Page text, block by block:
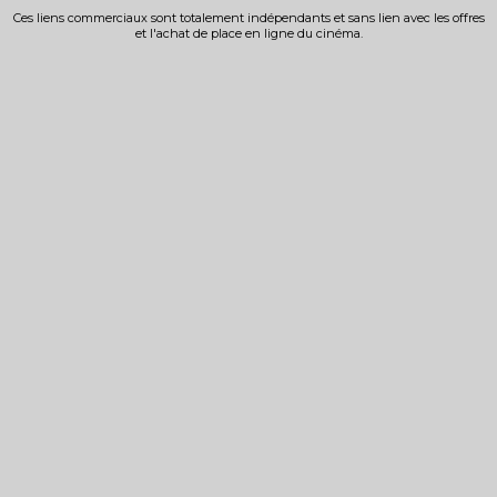
Ces liens commerciaux sont totalement indépendants et sans lien avec les offres
et l'achat de place en ligne du cinéma.